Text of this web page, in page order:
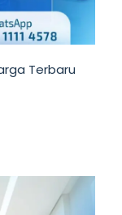
Terbaru